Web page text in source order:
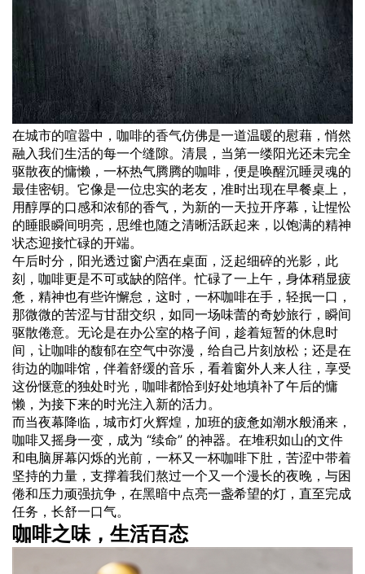
在城市的喧嚣中，咖啡的香气仿佛是一道温暖的慰藉，悄然
融入我们生活的每一个缝隙。清晨，当第一缕阳光还未完全
驱散夜的慵懒，一杯热气腾腾的咖啡，便是唤醒沉睡灵魂的
最佳密钥。它像是一位忠实的老友，准时出现在早餐桌上，
用醇厚的口感和浓郁的香气，为新的一天拉开序幕，让惺忪
的睡眼瞬间明亮，思维也随之清晰活跃起来，以饱满的精神
状态迎接忙碌的开端。
午后时分，阳光透过窗户洒在桌面，泛起细碎的光影，此
刻，咖啡更是不可或缺的陪伴。忙碌了一上午，身体稍显疲
惫，精神也有些许懈怠，这时，一杯咖啡在手，轻抿一口，
那微微的苦涩与甘甜交织，如同一场味蕾的奇妙旅行，瞬间
驱散倦意。无论是在办公室的格子间，趁着短暂的休息时
间，让咖啡的馥郁在空气中弥漫，给自己片刻放松；还是在
街边的咖啡馆，伴着舒缓的音乐，看着窗外人来人往，享受
这份惬意的独处时光 ，咖啡都恰到好处地填补了午后的慵
懒，为接下来的时光注入新的活力。
而当夜幕降临，城市灯火辉煌，加班的疲惫如潮水般涌来，
咖啡又摇身一变，成为 “续命” 的神器。在堆积如山的文件
和电脑屏幕闪烁的光前，一杯又一杯咖啡下肚，苦涩中带着
坚持的力量，支撑着我们熬过一个又一个漫长的夜晚，与困
倦和压力顽强抗争，在黑暗中点亮一盏希望的灯，直至完成
任务，长舒一口气。
咖啡之味，生活百态